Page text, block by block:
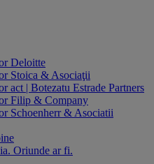
Deloitte
Stoica & Asociaţii
act | Botezatu Estrade Partners
Filip & Company
Schoenherr & Asociatii
Oriunde ar fi.